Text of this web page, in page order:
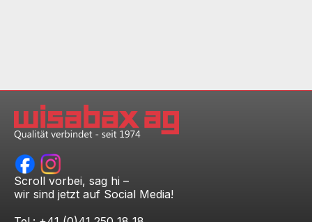
Scroll vorbei, sag hi –
wir sind jetzt auf Social Media!